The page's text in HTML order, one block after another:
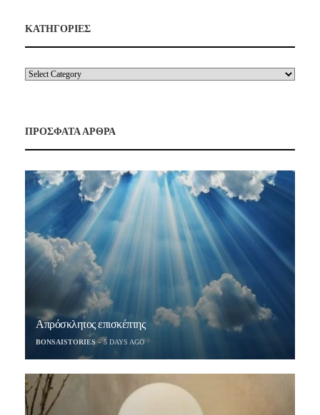
ΚΑΤΗΓΟΡΙΕΣ
ΠΡΟΣΦΑΤΑ ΑΡΘΡΑ
Απρόσκλητος επισκέπτης
BONSAISTORIES 5 DAYS AGO